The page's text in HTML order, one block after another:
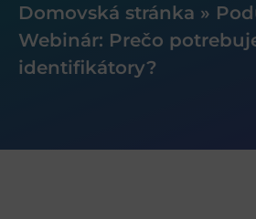
Domovská stránka »
Webinár: Prečo
identifikátory?